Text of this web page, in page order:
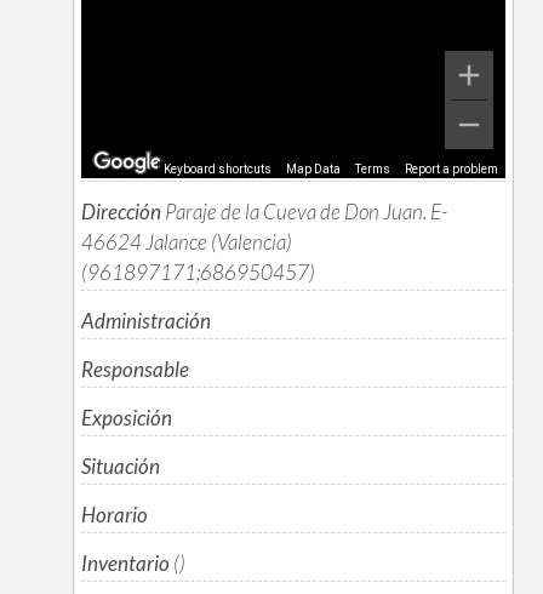
Keyboard shortcuts Map Data Terms Report a problem
Dirección Paraje de la Cueva de Don Juan. E-
46624 Jalance (Valencia)
(961897171;686950457)
Administración
Responsable
Exposición
Situación
Horario
Inventario ()